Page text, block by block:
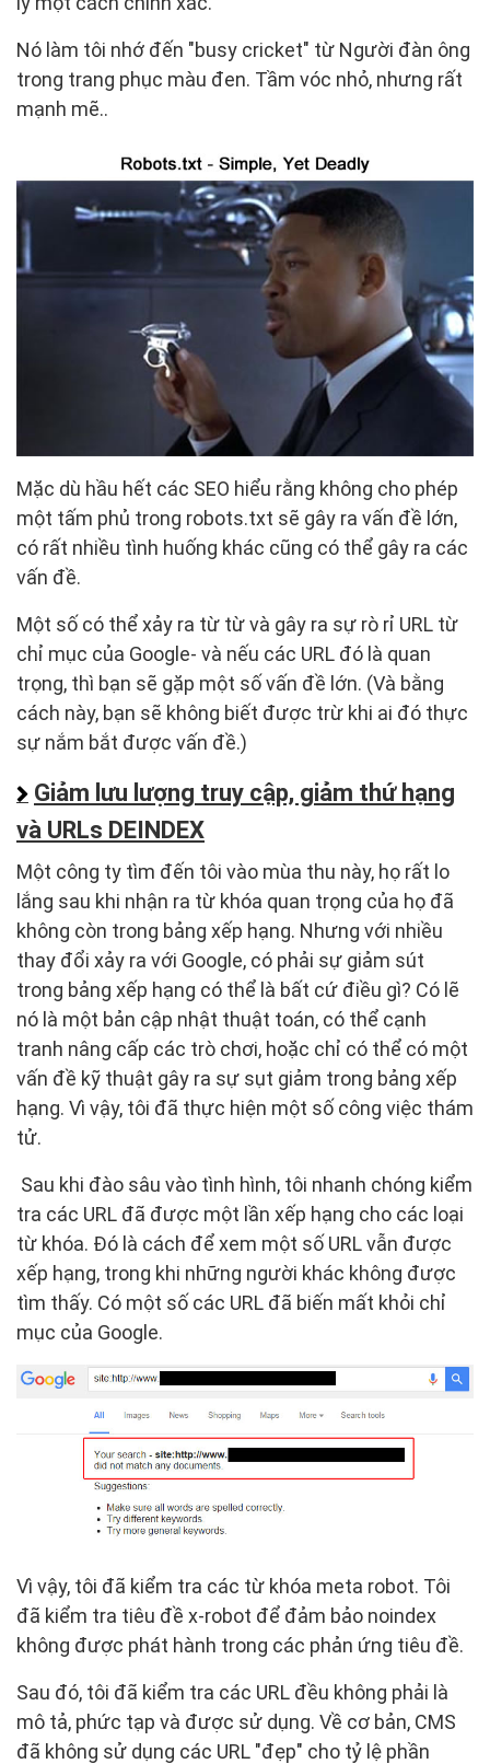
Nó làm tôi nhớ đến "busy cricket" từ Người đàn ông
trong trang phục màu đen. Tầm vóc nhỏ, nhưng rất
mạnh mẽ..
Mặc dù hầu hết các SEO hiểu rằng không cho phép
một tấm phủ trong robots.txt sẽ gây ra vấn đề lớn,
có rất nhiều tình huống khác cũng có thể gây ra các
vấn đề.
Một số có thể xảy ra từ từ và gây ra sự rò rỉ URL từ
chỉ mục của Google- và nếu các URL đó là quan
trọng, thì bạn sẽ gặp một số vấn đề lớn. (Và bằng
cách này, bạn sẽ không biết được trừ khi ai đó thực
sự nắm bắt được vấn đề.)
Giảm lưu lượng truy cập, giảm thứ hạng
và URLs DEINDEX
Một công ty tìm đến tôi vào mùa thu này, họ rất lo
lắng sau khi nhận ra từ khóa quan trọng của họ đã
không còn trong bảng xếp hạng. Nhưng với nhiều
thay đổi xảy ra với Google, có phải sự giảm sút
trong bảng xếp hạng có thể là bất cứ điều gì? Có lẽ
nó là một bản cập nhật thuật toán, có thể cạnh
tranh nâng cấp các trò chơi, hoặc chỉ có thể có một
vấn đề kỹ thuật gây ra sự sụt giảm trong bảng xếp
hạng. Vì vậy, tôi đã thực hiện một số công việc thám
tử.
Sau khi đào sâu vào tình hình, tôi nhanh chóng kiểm
tra các URL đã được một lần xếp hạng cho các loại
từ khóa. Đó là cách để xem một số URL vẫn được
xếp hạng, trong khi những người khác không được
tìm thấy. Có một số các URL đã biến mất khỏi chỉ
mục của Google.
Vì vậy, tôi đã kiểm tra các từ khóa meta robot. Tôi
đã kiểm tra tiêu đề x-robot để đảm bảo noindex
không được phát hành trong các phản ứng tiêu đề.
Sau đó, tôi đã kiểm tra các URL đều không phải là
mô tả, phức tạp và được sử dụng. Về cơ bản, CMS
đã không sử dụng các URL "đẹp" cho tỷ lệ phần